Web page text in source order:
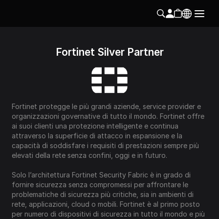
Fortinet Silver Partner
Fortinet protegge le più grandi aziende, service provider e
organizzazioni governative di tutto il mondo. Fortinet offre
ai suoi clienti una protezione intelligente e continua
attraverso la superficie di attacco in espansione e la
capacità di soddisfare i requisiti di prestazioni sempre più
elevati della rete senza confini, oggi e in futuro.
Solo l’architettura Fortinet Security Fabric è in grado di
fornire sicurezza senza compromessi per affrontare le
problematiche di sicurezza più critiche, sia in ambienti di
rete, applicazioni, cloud o mobili. Fortinet è al primo posto
per numero di dispositivi di sicurezza in tutto il mondo e più